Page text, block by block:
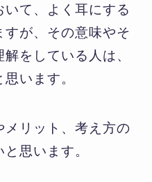
て、よく耳にする
すが、その意味やそ
をしている人は、
います。
メリット、考え方の
思います。